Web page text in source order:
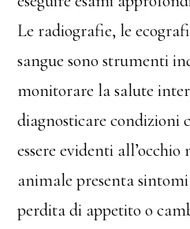
Le radiografie, le
sangue sono strumenti
monitorare la salute
diagnosticare condizioni
essere evidenti all’occhio
animale presenta
perdita di appetito o